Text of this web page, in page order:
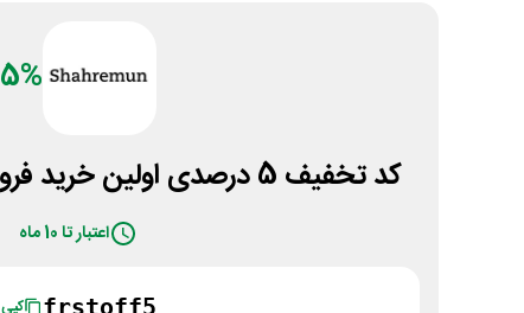
5%
کد تخفیف 5 درصدی اولین خرید فروشگاه پوشاک شهرمون
اعتبار تا 10 ماه
frstoff5 کپی